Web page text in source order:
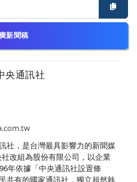
新聞稿
央通訊社
社，是台灣最具影響力的新聞媒
改組為股份有限公司，以企業
年依據「中央通訊社設置條
共有的國家通訊社，獨立超然執